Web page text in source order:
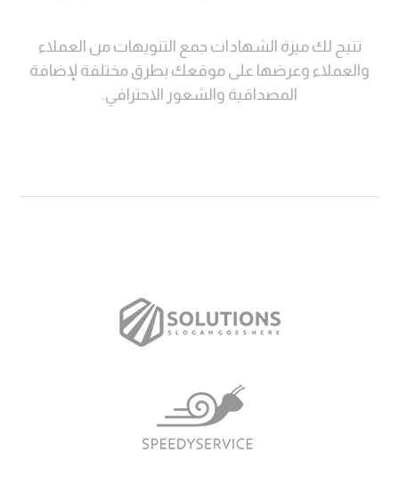
تتيح لك ميزة الشهادات جمع التنويهات من العملاء
والعملاء وعرضها على موقعك بطرق مختلفة لإضافة
المصداقية والشعور الاحترافي.